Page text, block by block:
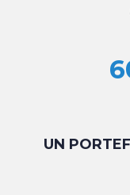
UN